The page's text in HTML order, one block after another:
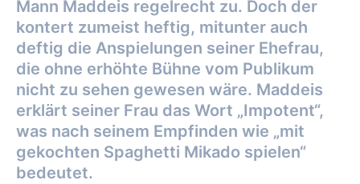
Mann Maddeis regelrecht zu. Doch der
kontert zumeist heftig, mitunter auch
deftig die Anspielungen seiner Ehefrau,
die ohne erhöhte Bühne vom Publikum
nicht zu sehen gewesen wäre. Maddeis
erklärt seiner Frau das Wort „Impotent“,
was nach seinem Empfinden wie „mit
gekochten Spaghetti Mikado spielen“
bedeutet.